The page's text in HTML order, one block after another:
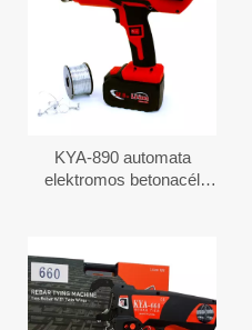
KYA-890 automata
elektromos betonacél